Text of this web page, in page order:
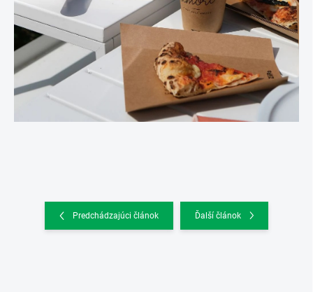
Predchádzajúci článok Ďalší článok